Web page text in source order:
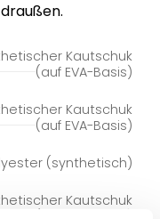
Kautschuk
(auf EVA-Basis)
Kautschuk
(auf EVA-Basis)
(synthetisch)
Kautschuk